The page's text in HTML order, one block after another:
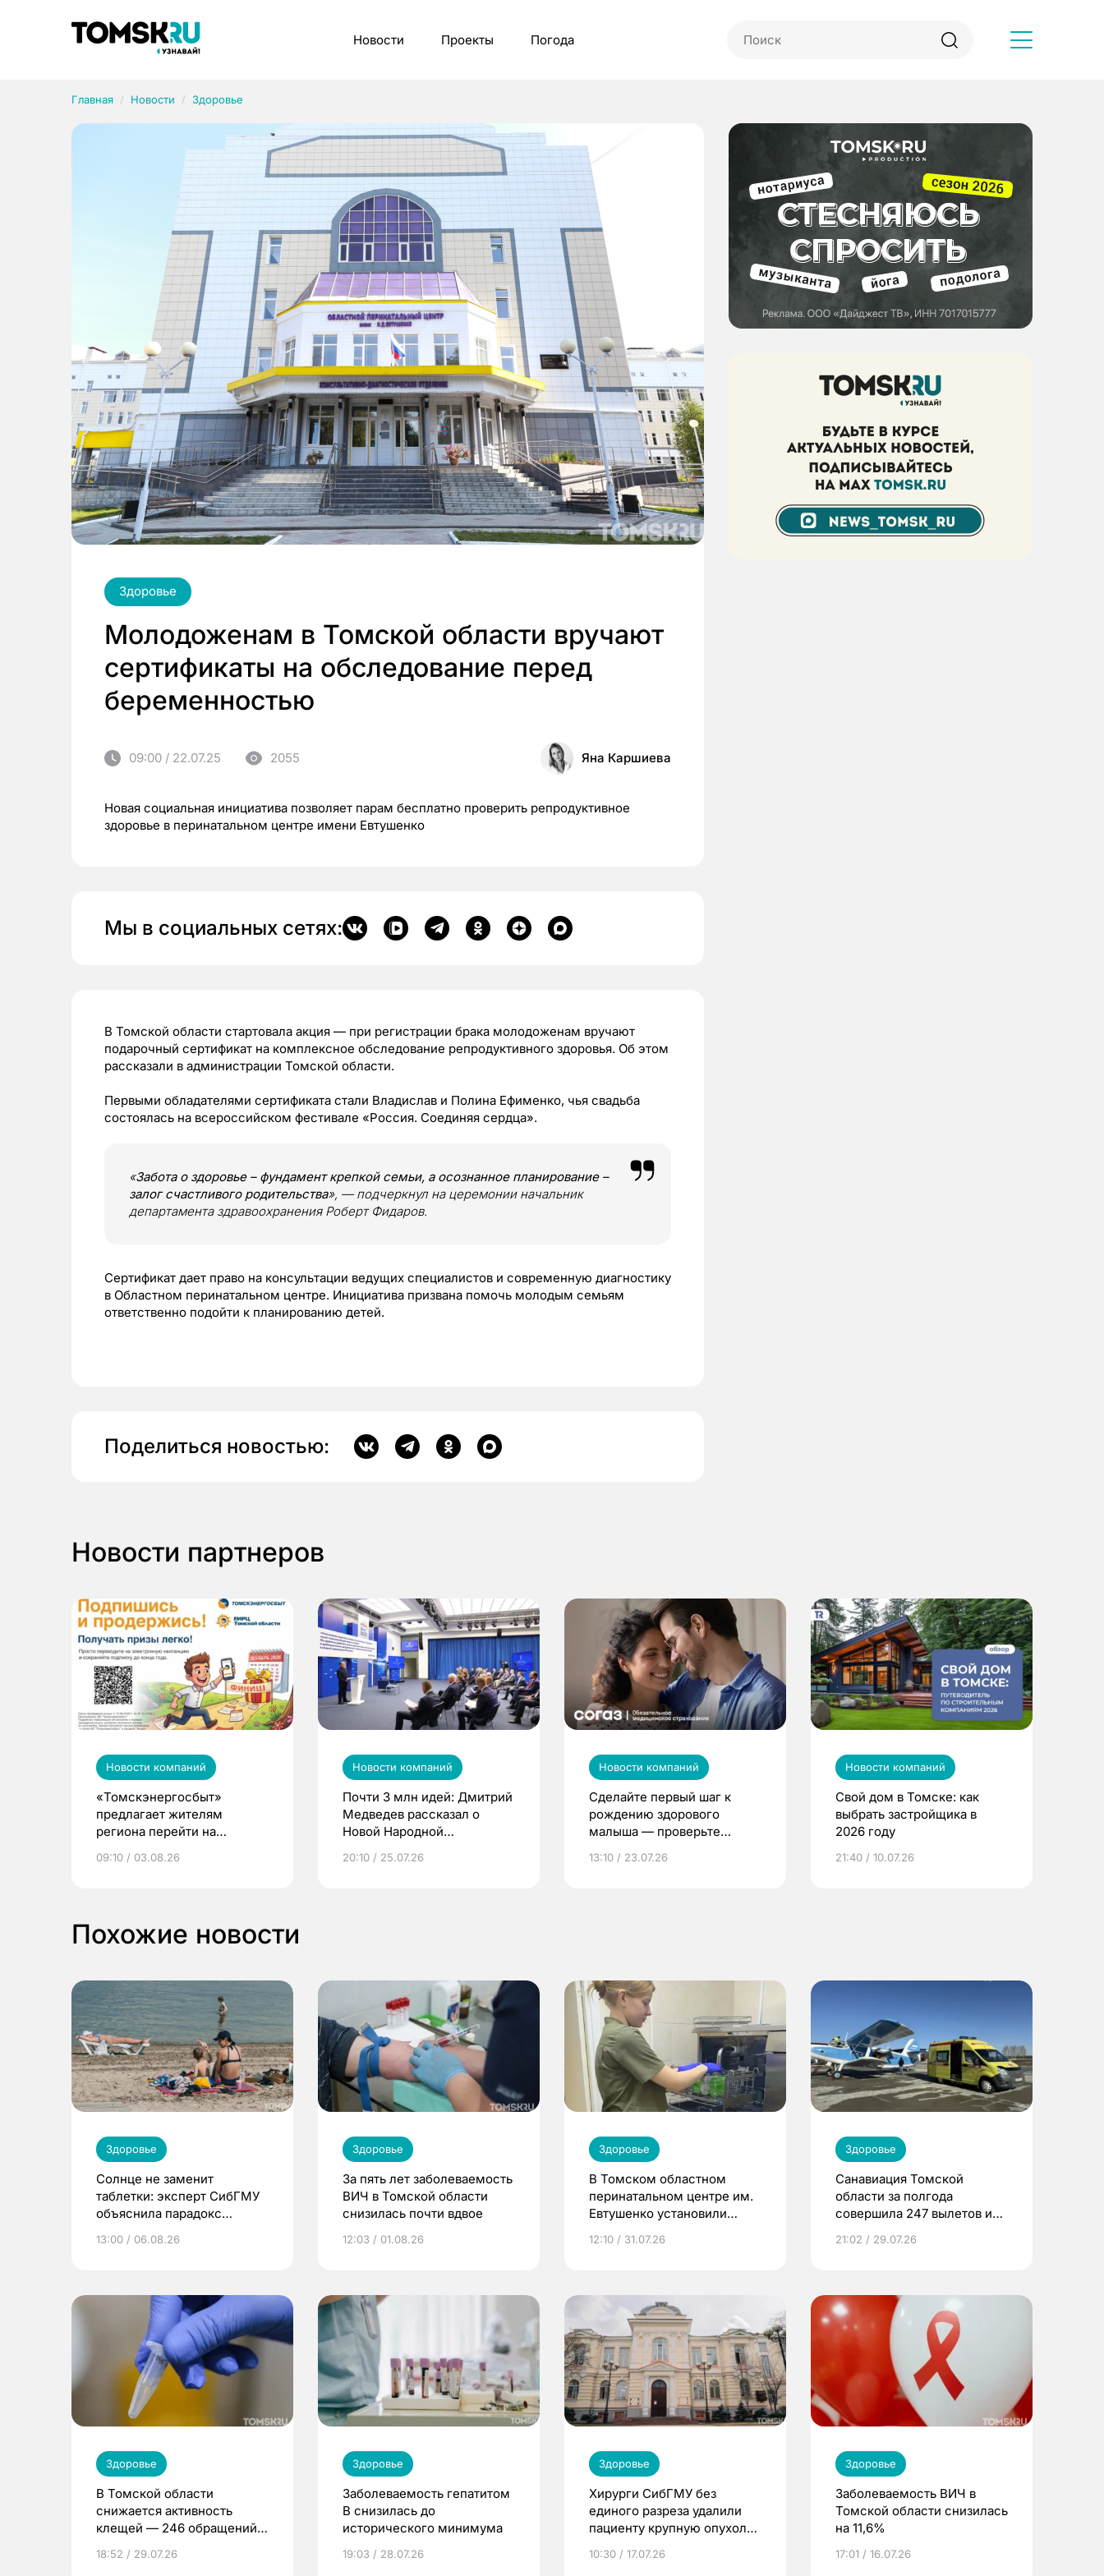
Новости Проекты Погода
Главная Новости Здоровье
Здоровье
Молодоженам в Томской области вручают
сертификаты на обследование перед
беременностью
09:00 / 22.07.25 2055 Яна Каршиева
Новая социальная инициатива позволяет парам бесплатно проверить репродуктивное
здоровье в перинатальном центре имени Евтушенко
Мы в социальных сетях:
В Томской области стартовала акция — при регистрации брака молодоженам вручают
подарочный сертификат на комплексное обследование репродуктивного здоровья. Об этом
рассказали в администрации Томской области.
Первыми обладателями сертификата стали Владислав и Полина Ефименко, чья свадьба
состоялась на всероссийском фестивале «Россия. Соединяя сердца».
«Забота о здоровье – фундамент крепкой семьи, а осознанное планирование –
залог счастливого родительства», — подчеркнул на церемонии начальник
департамента здравоохранения Роберт Фидаров.
Сертификат дает право на консультации ведущих специалистов и современную диагностику
в Областном перинатальном центре. Инициатива призвана помочь молодым семьям
ответственно подойти к планированию детей.
Поделиться новостью:
Новости партнеров
Новости компаний
«Томскэнергосбыт»
предлагает жителям
региона перейти на
выиграть призы
09:10 / 03.08.26
Новости компаний
Почти 3 млн идей: Дмитрий
Медведев рассказал о
Новой Народной
20:10 / 25.07.26
Новости компаний
Сделайте первый шаг к
рождению здорового
малыша — проверьте
по ОМС!
13:10 / 23.07.26
Новости компаний
Свой дом в Томске: как
выбрать застройщика в
2026 году
21:40 / 10.07.26
Похожие новости
Здоровье
Солнце не заменит
таблетки: эксперт СибГМУ
объяснила парадокс
13:00 / 06.08.26
Здоровье
За пять лет заболеваемость
ВИЧ в Томской области
снизилась почти вдвое
12:03 / 01.08.26
Здоровье
В Томском областном
перинатальном центре им.
Евтушенко установили
12:10 / 31.07.26
Здоровье
Санавиация Томской
области за полгода
совершила 247 вылетов и
21:02 / 29.07.26
Здоровье
В Томской области
снижается активность
клещей — 246 обращений
18:52 / 29.07.26
Здоровье
Заболеваемость гепатитом
В снизилась до
исторического минимума
19:03 / 28.07.26
Здоровье
Хирурги СибГМУ без
единого разреза удалили
пациенту крупную опухоль
10:30 / 17.07.26
Здоровье
Заболеваемость ВИЧ в
Томской области снизилась
на 11,6%
17:01 / 16.07.26
Рубрики